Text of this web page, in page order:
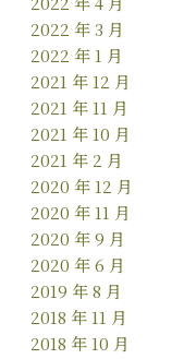
2022 年 3 月
2022 年 1 月
2021 年 12 月
2021 年 11 月
2021 年 10 月
2021 年 2 月
2020 年 12 月
2020 年 11 月
2020 年 9 月
2020 年 6 月
2019 年 8 月
2018 年 11 月
2018 年 10 月